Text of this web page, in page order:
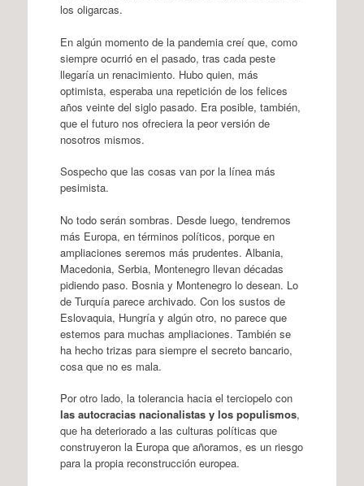
los oligarcas.
En algún momento de la pandemia creí que, como
siempre ocurrió en el pasado, tras cada peste
llegaría un renacimiento. Hubo quien, más
optimista, esperaba una repetición de los felices
años veinte del siglo pasado. Era posible, también,
que el futuro nos ofreciera la peor versión de
nosotros mismos.
Sospecho que las cosas van por la línea más
pesimista.
No todo serán sombras. Desde luego, tendremos
más Europa, en términos políticos, porque en
ampliaciones seremos más prudentes. Albania,
Macedonia, Serbia, Montenegro llevan décadas
pidiendo paso. Bosnia y Montenegro lo desean. Lo
de Turquía parece archivado. Con los sustos de
Eslovaquia, Hungría y algún otro, no parece que
estemos para muchas ampliaciones. También se
ha hecho trizas para siempre el secreto bancario,
cosa que no es mala.
Por otro lado, la tolerancia hacia el terciopelo con
las autocracias nacionalistas y los populismos,
que ha deteriorado a las culturas políticas que
construyeron la Europa que añoramos, es un riesgo
para la propia reconstrucción europea.